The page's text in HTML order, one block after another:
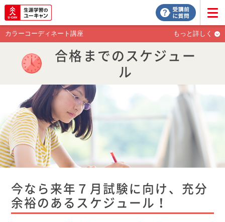
カラーコーディネート講座 もっと詳しく
合格までのスケジュー
ル
今なら来年７月試験に向け、充分
余裕のあるスケジュール！